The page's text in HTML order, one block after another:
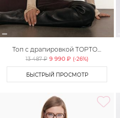
Топ с драпировкой TOPTOP
STUDIO
13 487 ₽ 9 990 ₽ (-26%)
БЫСТРЫЙ ПРОСМОТР